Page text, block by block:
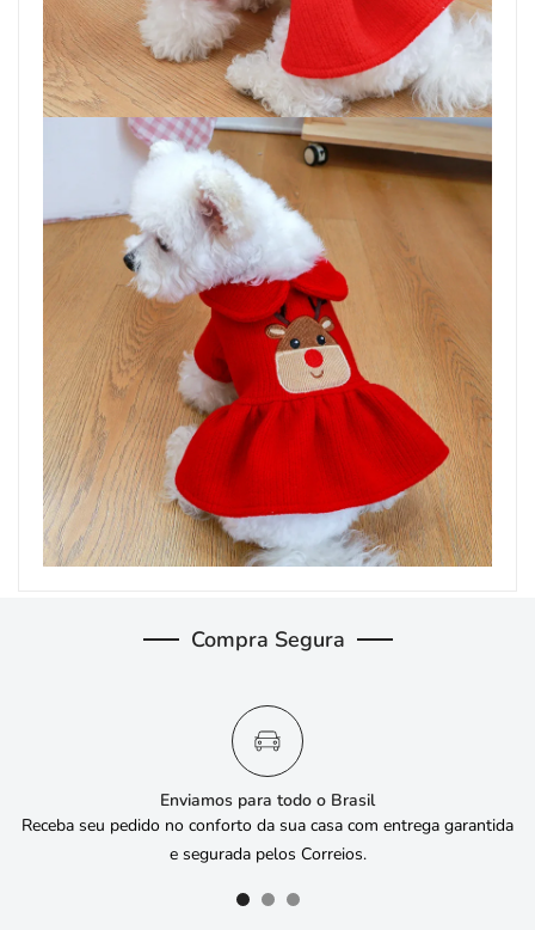
Compra Segura
Enviamos para todo o Brasil
Receba seu pedido no conforto da sua casa com entrega garantida
e segurada pelos Correios.